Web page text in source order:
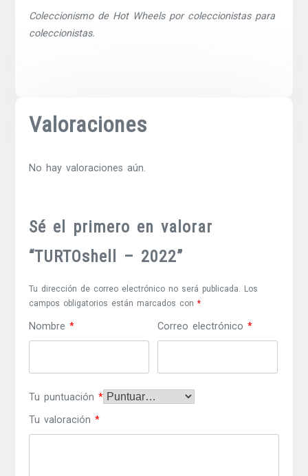
Coleccionismo de Hot Wheels por coleccionistas para
coleccionistas.
Valoraciones
No hay valoraciones aún.
Sé el primero en valorar
“TURTOshell – 2022”
Tu dirección de correo electrónico no será publicada. Los
campos obligatorios están marcados con*
Nombre* Correo electrónico*
Tu puntuación*
Tu valoración*